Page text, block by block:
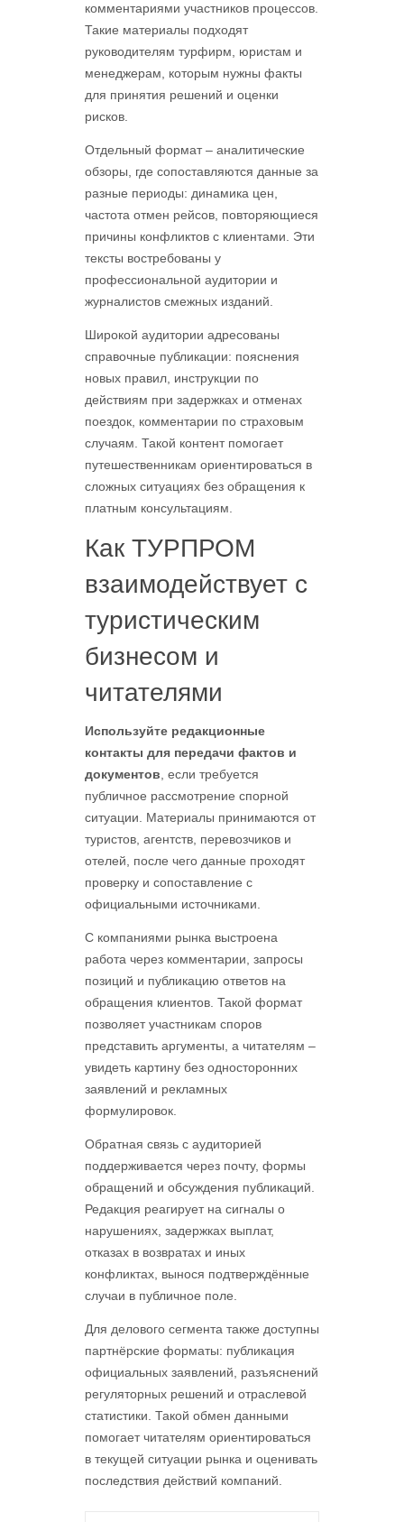
комментариями участников процессов.
Такие материалы подходят
руководителям турфирм, юристам и
менеджерам, которым нужны факты
для принятия решений и оценки
рисков.
Отдельный формат – аналитические
обзоры, где сопоставляются данные за
разные периоды: динамика цен,
частота отмен рейсов, повторяющиеся
причины конфликтов с клиентами. Эти
тексты востребованы у
профессиональной аудитории и
журналистов смежных изданий.
Широкой аудитории адресованы
справочные публикации: пояснения
новых правил, инструкции по
действиям при задержках и отменах
поездок, комментарии по страховым
случаям. Такой контент помогает
путешественникам ориентироваться в
сложных ситуациях без обращения к
платным консультациям.
Как ТУРПРОМ
взаимодействует с
туристическим
бизнесом и
читателями
Используйте редакционные
контакты для передачи фактов и
документов , если требуется
публичное рассмотрение спорной
ситуации. Материалы принимаются от
туристов, агентств, перевозчиков и
отелей, после чего данные проходят
проверку и сопоставление с
официальными источниками.
С компаниями рынка выстроена
работа через комментарии, запросы
позиций и публикацию ответов на
обращения клиентов. Такой формат
позволяет участникам споров
представить аргументы, а читателям –
увидеть картину без односторонних
заявлений и рекламных
формулировок.
Обратная связь с аудиторией
поддерживается через почту, формы
обращений и обсуждения публикаций.
Редакция реагирует на сигналы о
нарушениях, задержках выплат,
отказах в возвратах и иных
конфликтах, вынося подтверждённые
случаи в публичное поле.
Для делового сегмента также доступны
партнёрские форматы: публикация
официальных заявлений, разъяснений
регуляторных решений и отраслевой
статистики. Такой обмен данными
помогает читателям ориентироваться
в текущей ситуации рынка и оценивать
последствия действий компаний.